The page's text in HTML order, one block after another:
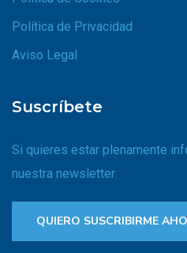
Política de Privacidad
Aviso Legal
Suscríbete
Si quieres estar plenamente
nuestra newsletter.
QUIERO SUSCRIBIRME